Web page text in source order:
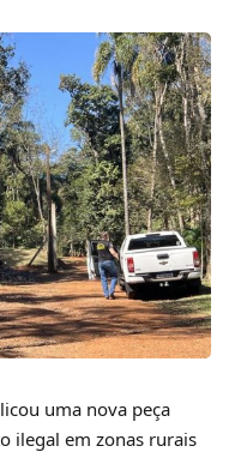
uma nova peça
ilegal em zonas rurais